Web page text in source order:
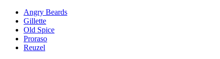
Angry Beards
Gillette
Old Spice
Proraso
Reuzel